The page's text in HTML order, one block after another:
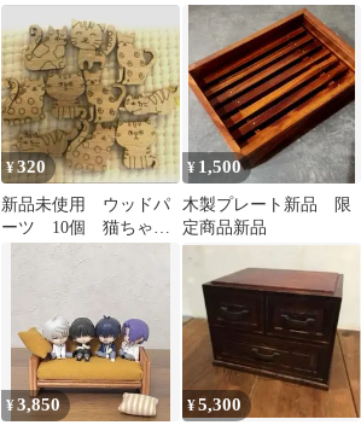
木製 鍵 英字
ールド 黒塗 和風 レト
ロ
¥320
新品未使用 ウッドパ
ーツ 10個 猫ちゃ
ん 木のパーツ
¥ 1,500
木製プレート新品 限
定商品新品
¥3,850 ¥5,300